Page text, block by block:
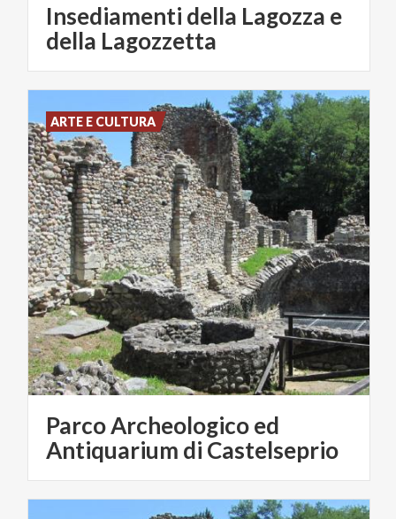
Insediamenti della Lagozza e
della Lagozzetta
Parco Archeologico ed
Antiquarium di Castelseprio
ARTE E CULTURA